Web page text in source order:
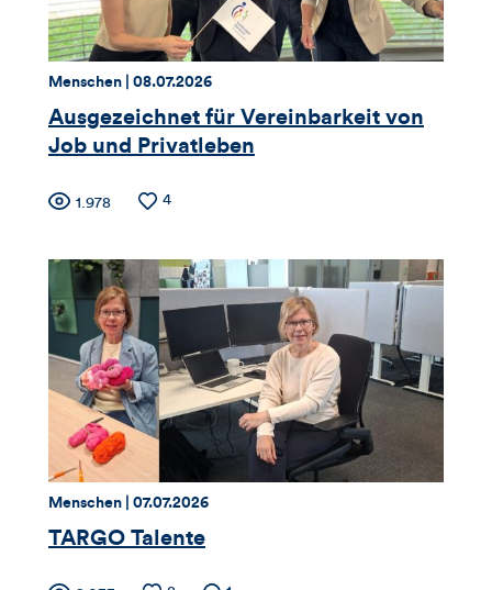
Kommentare
dieses
Artikels
Thema:
Menschen | Datum:
08.07.2026
Ausgezeichnet für Vereinbarkeit von
Job und Privatleben
Zähler
für
Views,
Likes
und
Kommentare
dieses
Artikels
Anzahl
1.978
Anzahl
4
Thema:
Menschen | Datum:
07.07.2026
TARGO Talente